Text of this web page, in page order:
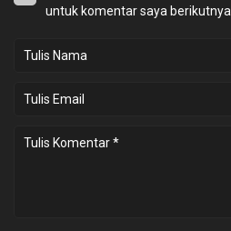
untuk komentar saya berikutnya.